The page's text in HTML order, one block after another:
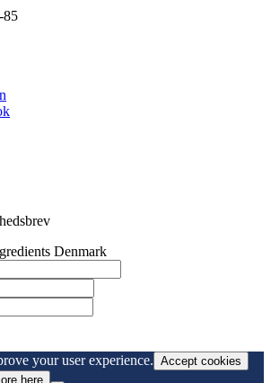
85
Denmark
your user experience. Accept cookies
here